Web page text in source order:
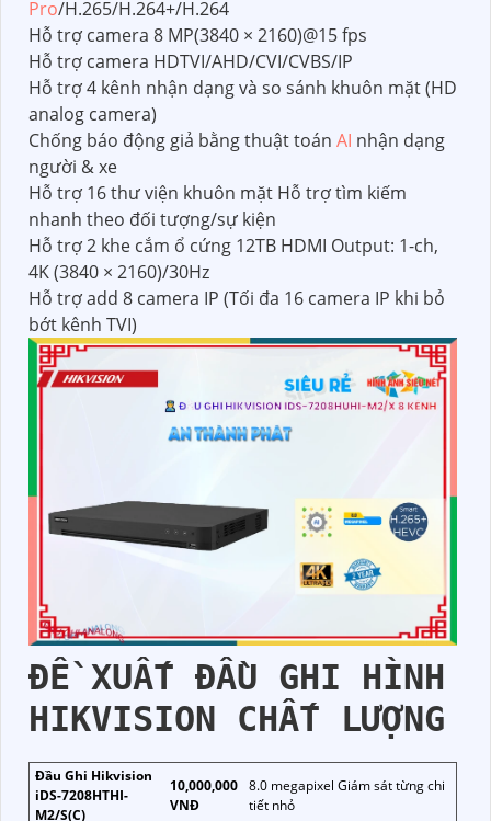
Pro/H.265/H.264+/H.264
Hỗ trợ camera 8 MP(3840 × 2160)@15 fps
Hỗ trợ camera HDTVI/AHD/CVI/CVBS/IP
Hỗ trợ 4 kênh nhận dạng và so sánh khuôn mặt (HD
analog camera)
Chống báo động giả bằng thuật toán AI nhận dạng
người & xe
Hỗ trợ 16 thư viện khuôn mặt Hỗ trợ tìm kiếm
nhanh theo đối tượng/sự kiện
Hỗ trợ 2 khe cắm ổ cứng 12TB HDMI Output: 1-ch,
4K (3840 × 2160)/30Hz
Hỗ trợ add 8 camera IP (Tối đa 16 camera IP khi bỏ
bớt kênh TVI)
ĐỀ XUẤT ĐẦU GHI HÌNH
HIKVISION CHẤT LƯỢNG
Đầu Ghi Hikvision
iDS-7208HTHI-
M2/S(C)
10,000,000
VNĐ
8.0 megapixel Giám sát từng chi
tiết nhỏ